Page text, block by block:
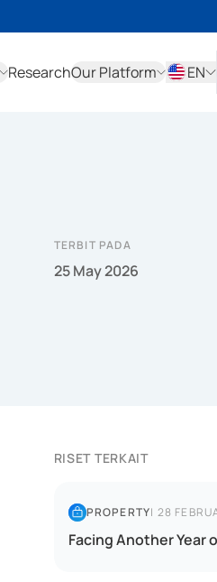
ResearchOur Platform
EN
TERBIT PADA
25 May 2026
RISET TERKAIT
PROPERTY| 28
Facing Another Year